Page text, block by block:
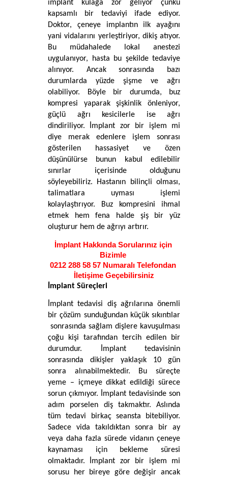
implant kulağa zor geliyor çünkü
kapsamlı bir tedaviyi ifade ediyor.
Doktor, çeneye implantın ilk ayağını
yani vidalarını yerleştiriyor, dikiş atıyor.
Bu müdahalede lokal anestezi
uygulanıyor, hasta bu şekilde tedaviye
alınıyor. Ancak sonrasında bazı
durumlarda yüzde şişme ve ağrı
olabiliyor. Böyle bir durumda, buz
kompresi yaparak şişkinlik önleniyor,
güçlü ağrı kesicilerle ise ağrı
dindiriliyor. İmplant zor bir işlem mi
diye merak edenlere işlem sonrası
gösterilen hassasiyet ve özen
düşünülürse bunun kabul edilebilir
sınırlar içerisinde olduğunu
söyleyebiliriz. Hastanın bilinçli olması,
talimatlara uyması işlemi
kolaylaştırıyor. Buz kompresini ihmal
etmek hem fena halde şiş bir yüz
oluşturur hem de ağrıyı artırır.
İmplant Hakkında Sorularınız için
Bizimle
0212 288 58 57 Numaralı Telefondan
İletişime Geçebilirsiniz
İmplant Süreçleri
İmplant tedavisi diş ağrılarına önemli
bir çözüm sunduğundan küçük sıkıntılar
sonrasında sağlam dişlere kavuşulması
çoğu kişi tarafından tercih edilen bir
durumdur. İmplant tedavisinin
sonrasında dikişler yaklaşık 10 gün
sonra alınabilmektedir. Bu süreçte
yeme – içmeye dikkat edildiği sürece
sorun çıkmıyor. İmplant tedavisinde son
adım porselen diş takmaktır. Aslında
tüm tedavi birkaç seansta bitebiliyor.
Sadece vida takıldıktan sonra bir ay
veya daha fazla sürede vidanın çeneye
kaynaması için bekleme süresi
olmaktadır. İmplant zor bir işlem mi
sorusu her bireye göre değişir ancak